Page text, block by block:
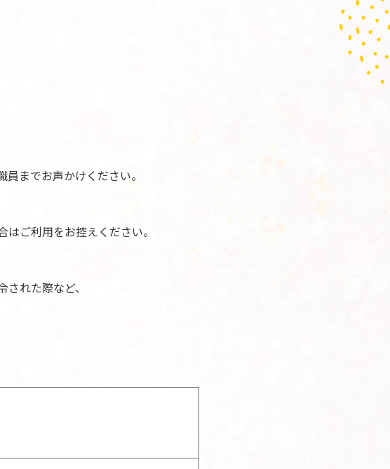
までお声かけください。
ご利用をお控えください。
れた際など、